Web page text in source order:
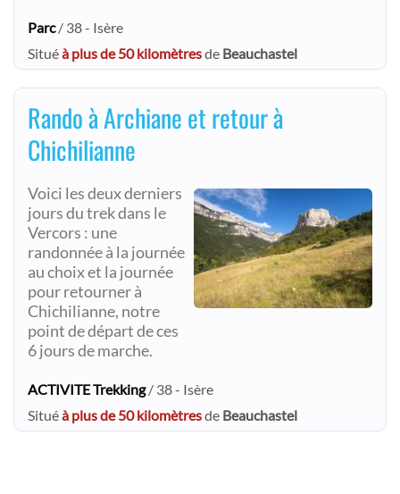
Parc/ 38 - Isère
Situéà plus de 50 kilomètresde Beauchastel
Rando à Archiane et retour à
Chichilianne
Voici les deux derniers
jours du trek dans le
Vercors : une
randonnée à la journée
au choix et la journée
pour retourner à
Chichilianne, notre
point de départ de ces
6 jours de marche.
ACTIVITE Trekking/ 38 - Isère
Situéà plus de 50 kilomètresde Beauchastel